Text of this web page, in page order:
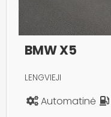
BMW X5
LENGVIEJI
Automatinė